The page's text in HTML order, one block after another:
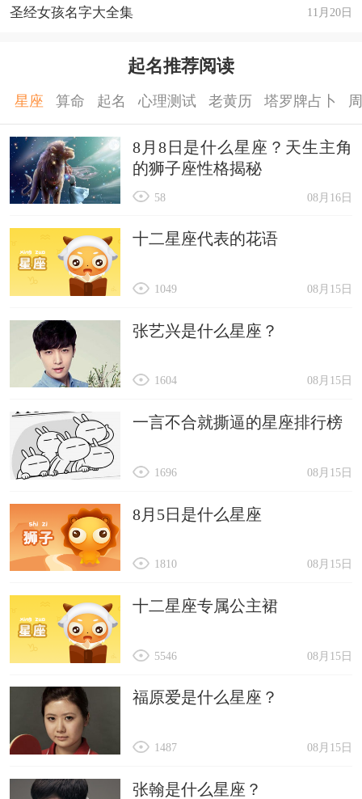
11月20日
圣经女孩名字大全集
起名推荐阅读
星座 算命 起名 心理测试 老黄历 塔罗牌占卜
8月8日是什么星座？天生主角
的狮子座性格揭秘
08月16日
58
十二星座代表的花语
08月15日
1049
张艺兴是什么星座？
08月15日
1604
一言不合就撕逼的星座排行榜
08月15日
1696
8月5日是什么星座
08月15日
1810
十二星座专属公主裙
08月15日
5546
福原爱是什么星座？
08月15日
1487
张翰是什么星座？